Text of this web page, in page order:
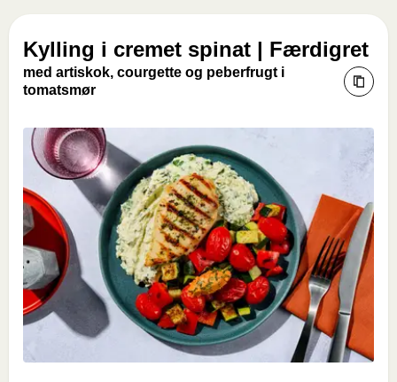
Kylling i cremet spinat | Færdigret
med artiskok, courgette og peberfrugt i
tomatsmør